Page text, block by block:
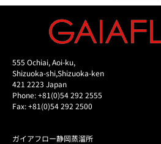
555 Ochiai, Aoi-ku,
Shizuoka-shi,Shizuoka-ken
421 2223 Japan
Phone: +81(0)54 292 2555
Fax: +81(0)54 292 2500
ガイアフロー静岡蒸溜所